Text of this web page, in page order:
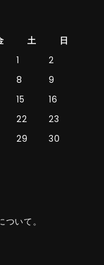
土
日
1
2
8
9
15
16
22
23
29
30
いて。